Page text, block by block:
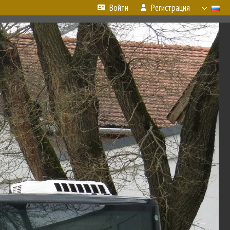
Войти Регистрация